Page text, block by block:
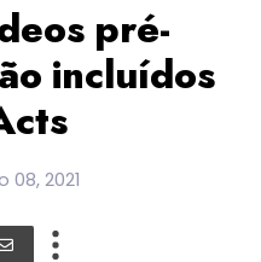
pré-
incluídos
08, 2021